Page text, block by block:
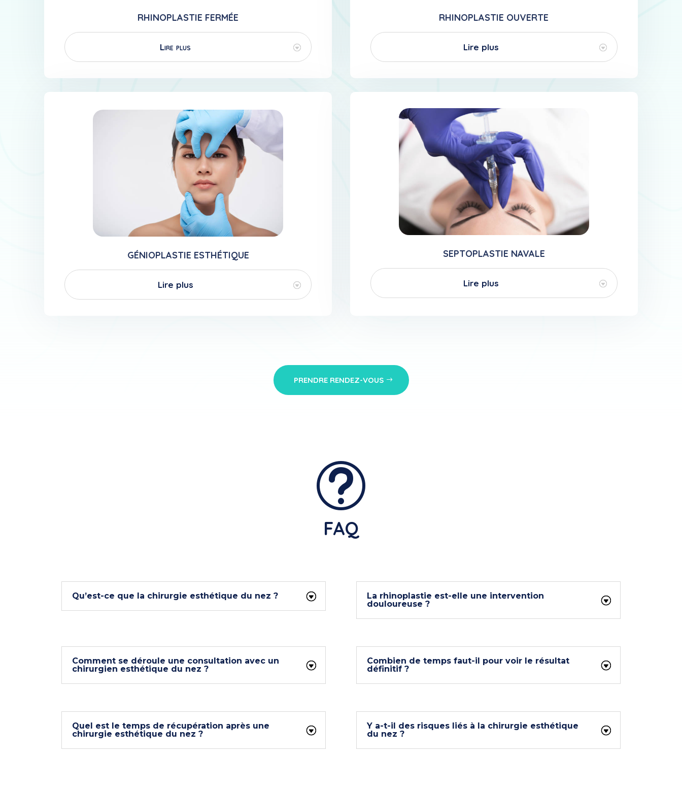
RHINOPLASTIE FERMÉE
Lire plus
RHINOPLASTIE OUVERTE
Lire plus
GÉNIOPLASTIE ESTHÉTIQUE
Lire plus
SEPTOPLASTIE NAVALE
Lire plus
PRENDRE RENDEZ-VOUS
t
FAQ
Qu’est-ce que la chirurgie esthétique du nez ?
La rhinoplastie est-elle une intervention
douloureuse ?
Comment se déroule une consultation avec un
chirurgien esthétique du nez ?
Combien de temps faut-il pour voir le résultat
définitif ?
Quel est le temps de récupération après une
chirurgie esthétique du nez ?
Y a-t-il des risques liés à la chirurgie esthétique
du nez ?